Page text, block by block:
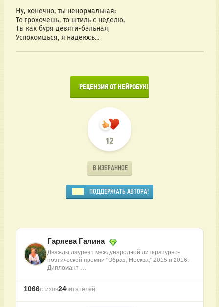
Ну, конечно, ты ненормальная:
То грохочешь, то штиль с неделю,
Ты как буря девяти-бальная,
Успокоишься, я надеюсь...
12
В ИЗБРАННОЕ
ПОДДЕРЖАТЬ АВТОРА!
Гаряева Галина
Дважды лауреат международной литературно-
поэтической премии "Образ, Москва," 2015 и 2016.
Дипломант …
1066стихов24читателей